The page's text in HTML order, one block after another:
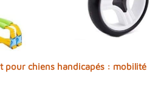
pour chiens handicapés : mobilité